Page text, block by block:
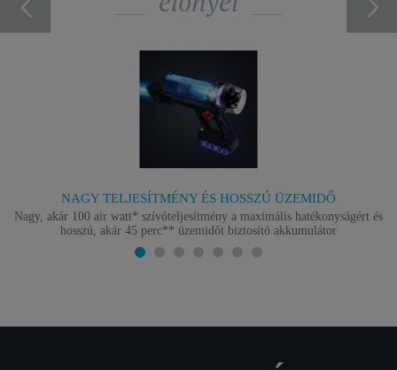
NAGY TELJESÍTMÉNY ÉS HOSSZÚ ÜZEMIDŐ
Nagy, akár 100 air watt* szívóteljesítmény a maximális hatékonyságért és
hosszú, akár 45 perc** üzemidőt biztosító akkumulátor